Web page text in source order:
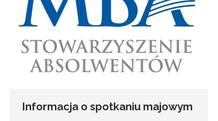
Informacja o spotkaniu majowym